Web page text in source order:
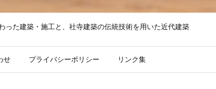
った建築・施工と、社寺建築の伝統技術を用いた近代建築
せ プライバシーポリシー リンク集